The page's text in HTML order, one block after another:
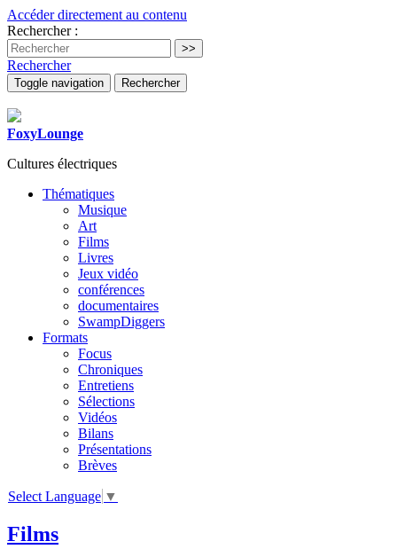
Accéder directement au contenu
Rechercher :
Rechercher
Toggle navigation Rechercher
FoxyLounge
Cultures électriques
Thématiques
Musique
Art
Films
Livres
Jeux vidéo
conférences
documentaires
SwampDiggers
Formats
Focus
Chroniques
Entretiens
Sélections
Vidéos
Bilans
Présentations
Brèves
Select Language ▼
Films